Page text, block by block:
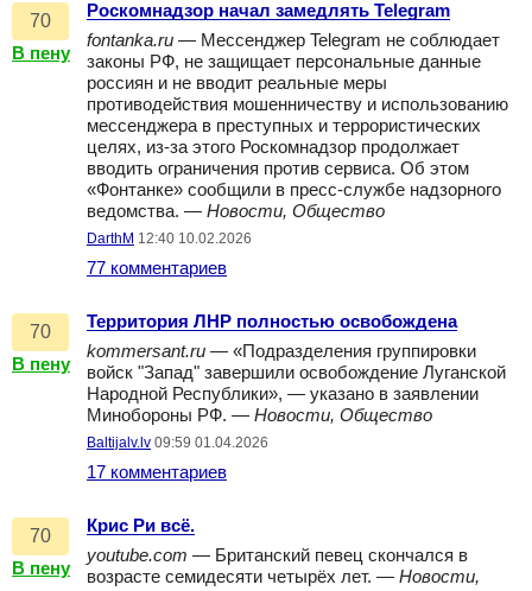
70
В пену
Роскомнадзор начал замедлять Telegram
fontanka.ru — Мессенджер Telegram не соблюдает
законы РФ, не защищает персональные данные
россиян и не вводит реальные меры
противодействия мошенничеству и использованию
мессенджера в преступных и террористических
целях, из-за этого Роскомнадзор продолжает
вводить ограничения против сервиса. Об этом
«Фонтанке» сообщили в пресс-службе надзорного
ведомства. — Новости, Общество
DarthM 12:40 10.02.2026
77 комментариев
70
В пену
Территория ЛНР полностью освобождена
kommersant.ru — «Подразделения группировки
войск "Запад" завершили освобождение Луганской
Народной Республики», — указано в заявлении
Минобороны РФ. — Новости, Общество
Baltijalv.lv 09:59 01.04.2026
17 комментариев
70
В пену
Крис Ри всё.
youtube.com — Британский певец скончался в
возрасте семидесяти четырёх лет. — Новости,